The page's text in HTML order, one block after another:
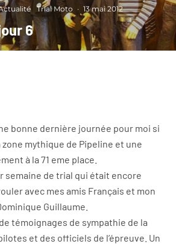
Trial Moto · 13 mai 2012
6
bonne dernière journée pour moi si
zone mythique de Pipeline et une
à la 71 eme place.
semaine de trial qui était encore
avec mes amis Français et mon
Guillaume.
témoignages de sympathie de la
et des officiels de l’épreuve. Un